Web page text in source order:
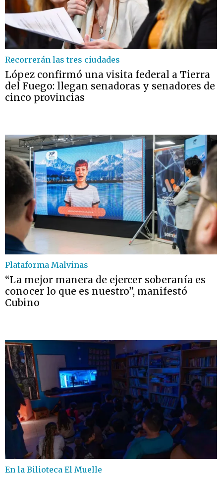
Recorrerán las tres ciudades
López confirmó una visita federal a Tierra
del Fuego: llegan senadoras y senadores de
cinco provincias
Plataforma Malvinas
“La mejor manera de ejercer soberanía es
conocer lo que es nuestro”, manifestó
Cubino
En la Bilioteca El Muelle